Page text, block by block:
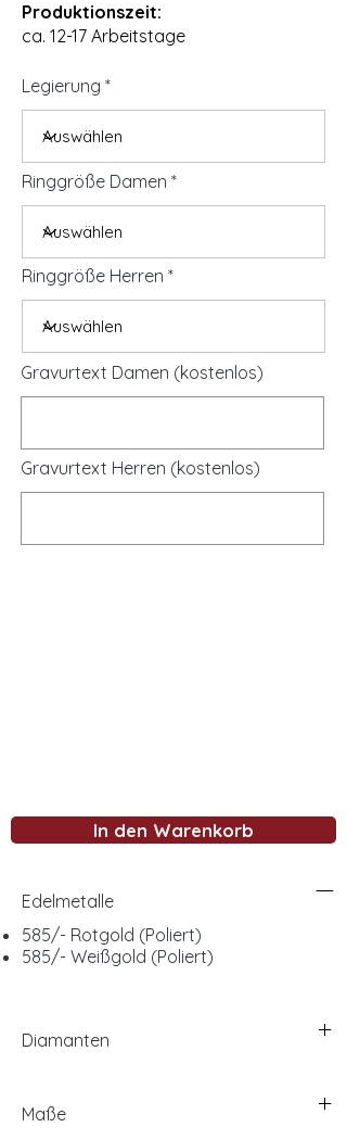
Produktionszeit:
ca. 12-17 Arbeitstage
Legierung
Ringgröße Damen
Ringgröße Herren
Gravurtext Damen (kostenlos)
Gravurtext Herren (kostenlos)
In den Warenkorb
Edelmetalle
585/- Rotgold (Poliert)
585/- Weißgold (Poliert)
Diamanten
Maße